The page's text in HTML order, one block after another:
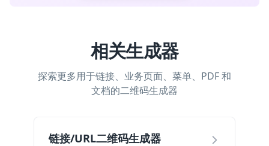
相关生成器
探索更多用于链接、业务页面、菜单、PDF 和
文档的二维码生成器
链接/URL二维码生成器